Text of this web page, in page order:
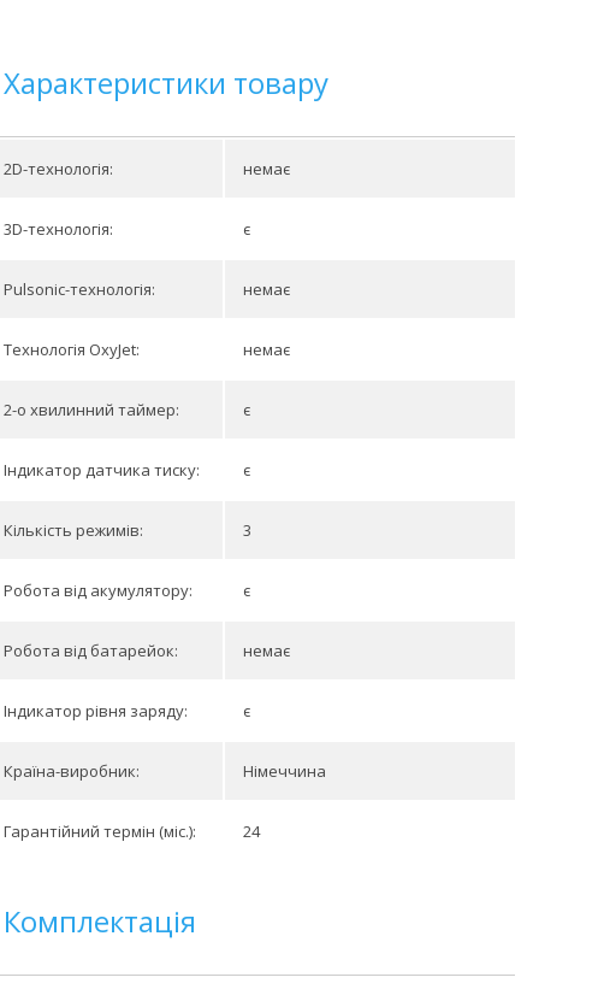
Характеристики товару
2D-технологія: немає
3D-технологія: є
Pulsonic-технологія: немає
Технологія OxyJet: немає
2-о хвилинний таймер: є
Індикатор датчика тиску: є
Кількість режимів: 3
Робота від акумулятору: є
Робота від батарейок: немає
Індикатор рівня заряду: є
Країна-виробник: Німеччина
Гарантійний термін (міс.): 24
Комплектація